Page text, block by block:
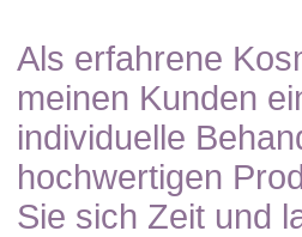
Als erfahrene
meinen Kunden
individuelle
hochwertigen
Sie sich Zeit und